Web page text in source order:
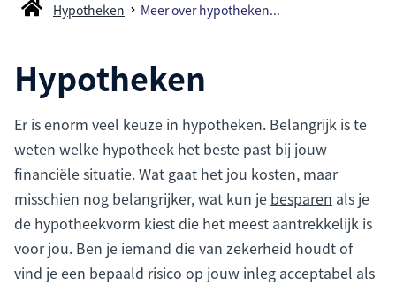
Hypotheken Meer over hypotheken...
Hypotheken
Er is enorm veel keuze in hypotheken. Belangrijk is te
weten welke hypotheek het beste past bij jouw
financiële situatie. Wat gaat het jou kosten, maar
misschien nog belangrijker, wat kun je besparen als je
de hypotheekvorm kiest die het meest aantrekkelijk is
voor jou. Ben je iemand die van zekerheid houdt of
vind je een bepaald risico op jouw inleg acceptabel als